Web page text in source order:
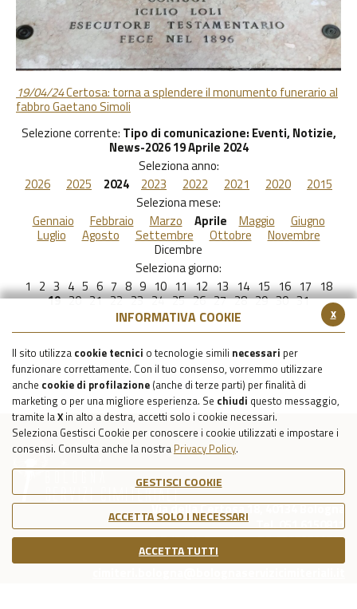
x
INFORMATIVA COOKIE
Il sito utilizza cookie tecnici o tecnologie simili necessari per
funzionare correttamente. Con il tuo consenso, vorremmo utilizzare
anche cookie di profilazione (anche di terze parti) per finalità di
marketing o per una migliore esperienza. Se chiudi questo messaggio,
tramite laX in alto a destra, accetti solo i cookie necessari.
Seleziona Gestisci Cookie per conoscere i cookie utilizzati e impostare i
consensi. Consulta anche la nostra Privacy Policy.
GESTISCI COOKIE
ACCETTA SOLO I NECESSARI
ACCETTA TUTTI
19/04/24Certosa: torna a splendere il monumento funerario al
fabbro Gaetano Simoli
Selezione corrente: Tipo di comunicazione: Eventi, Notizie,
News-2026 19 Aprile 2024
Seleziona anno:
2026
2025 2024 2023 2022 2021 2020
2015
Seleziona mese:
Gennaio
Febbraio Marzo Aprile Maggio Giugno
Luglio Agosto Settembre Ottobre Novembre
Dicembre
Seleziona giorno:
1 2 3 4 5 6 7 8 9 10 11 12 13 14 15 16 17 18
19 20 21 22 23 24 25 26 27 28 29 30 31
Via della Certosa 18, 40134 Bologna
Tel. 051 6150811
C.F./P.IVA Reg. Imp. BO 03079781203
Capitale Sociale Int. Vers. €39.215,69